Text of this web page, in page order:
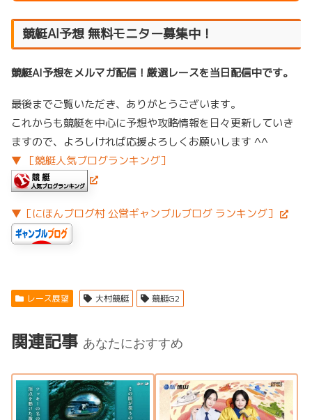
競艇AI予想 無料モニター募集中！
競艇AI予想をメルマガ配信！厳選レースを当日配信中です。
最後までご覧いただき、ありがとうございます。
これからも競艇を中心に予想や攻略情報を日々更新していき
ますので、よろしければ応援よろしくお願いします ^^
▼ ［競艇人気ブログランキング］
▼［にほんブログ村 公営ギャンブルブログ ランキング］
レース展望 大村競艇 競艇G2
関連記事 あなたにおすすめ